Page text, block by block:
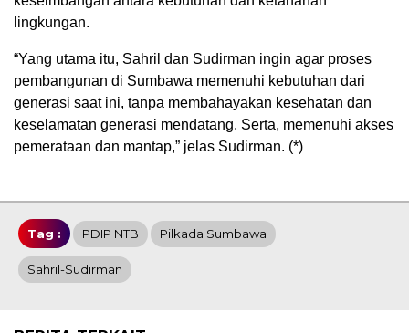
lingkungan.
“Yang utama itu, Sahril dan Sudirman ingin agar proses
pembangunan di Sumbawa memenuhi kebutuhan dari
generasi saat ini, tanpa membahayakan kesehatan dan
keselamatan generasi mendatang. Serta, memenuhi akses
pemerataan dan mantap,” jelas Sudirman. (*)
Tag : PDIP NTB Pilkada Sumbawa
Sahril-Sudirman